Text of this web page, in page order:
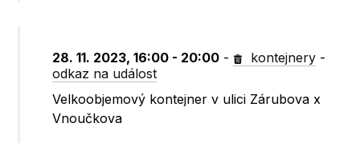
28. 11. 2023, 16:00 - 20:00 - kontejnery -
odkaz na událost
Velkoobjemový kontejner v ulici Zárubova x
Vnoučkova